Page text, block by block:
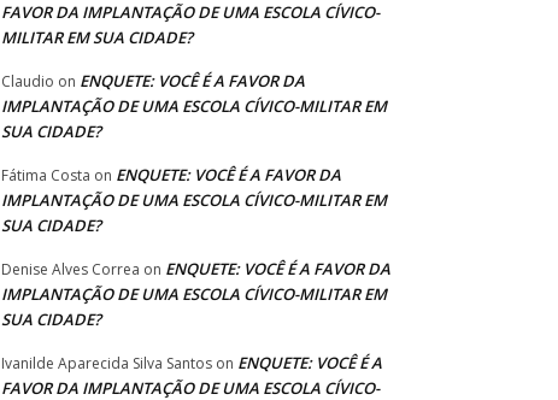
FAVOR DA IMPLANTAÇÃO DE UMA ESCOLA CÍVICO-
MILITAR EM SUA CIDADE?
Claudio on ENQUETE: VOCÊ É A FAVOR DA
IMPLANTAÇÃO DE UMA ESCOLA CÍVICO-MILITAR EM
SUA CIDADE?
Fátima Costa on ENQUETE: VOCÊ É A FAVOR DA
IMPLANTAÇÃO DE UMA ESCOLA CÍVICO-MILITAR EM
SUA CIDADE?
Denise Alves Correa on ENQUETE: VOCÊ É A FAVOR DA
IMPLANTAÇÃO DE UMA ESCOLA CÍVICO-MILITAR EM
SUA CIDADE?
Ivanilde Aparecida Silva Santos on ENQUETE: VOCÊ É A
FAVOR DA IMPLANTAÇÃO DE UMA ESCOLA CÍVICO-